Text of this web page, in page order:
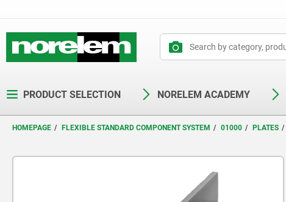
PRODUCT SELECTION NORELEM ACADEMY
HOMEPAGE FLEXIBLE STANDARD COMPONENT SYSTEM 01000 PLATES